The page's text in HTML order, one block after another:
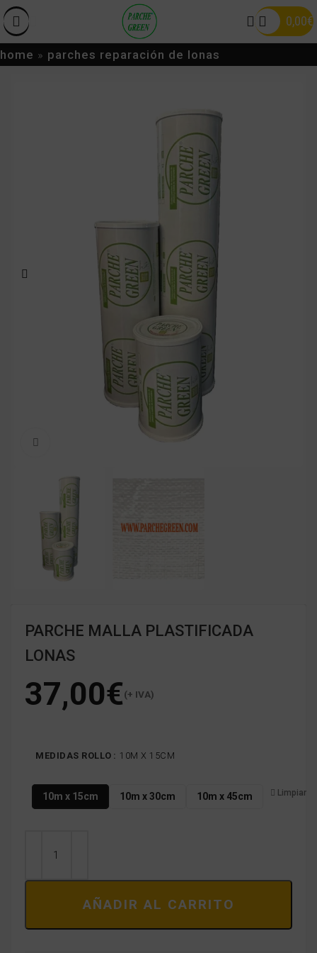
0,00€
home » parches reparación de lonas
PARCHE MALLA PLASTIFICADA
LONAS
€
MEDIDAS ROLLO 10M X 15CM
10m x 15cm 10m x 30cm 10m x 45cm Limpiar
AÑADIR AL CARRITO